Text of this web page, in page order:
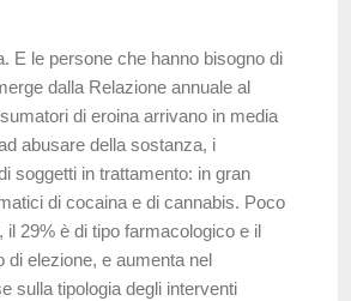
E le persone che hanno bisogno di
dalla Relazione annuale al
di eroina arrivano in media
abusare della sostanza, i
soggetti in trattamento: in gran
di cocaina e di cannabis. Poco
29% è di tipo farmacologico e il
di elezione, e aumenta nel
sulla tipologia degli interventi